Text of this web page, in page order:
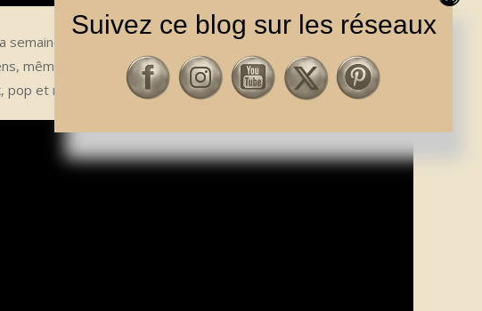
semaine dernière, celle de , autre titre issu de l’album
même session du 20 janvier, et toujours cette subtilité dans
et rock :
Suivez ce blog sur les réseaux